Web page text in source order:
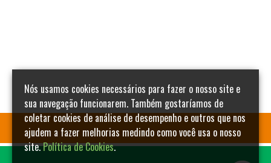
Nós usamos cookies necessários para fazer o nosso site e
sua navegação funcionarem. Também gostaríamos de
coletar cookies de análise de desempenho e outros que nos
ajudem a fazer melhorias medindo como você usa o nosso
site.Política de Cookies.